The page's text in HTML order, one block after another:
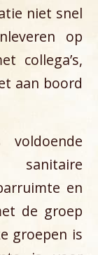
niet snel
op
collega’s,
aan boord
en
de groep
groepen is